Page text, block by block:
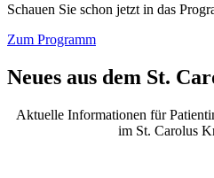
Schauen Sie schon jetzt in das
Zum Programm
Neues aus dem St.
Aktuelle Informationen für
im St. Carolus